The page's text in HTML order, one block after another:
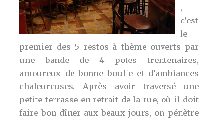
,
c’est
le
premier des 5 restos à thème ouverts par
une bande de 4 potes trentenaires,
amoureux de bonne bouffe et d’ambiances
chaleureuses. Après avoir traversé une
petite terrasse en retrait de la rue, où il doit
faire bon dîner aux beaux jours, on pénètre